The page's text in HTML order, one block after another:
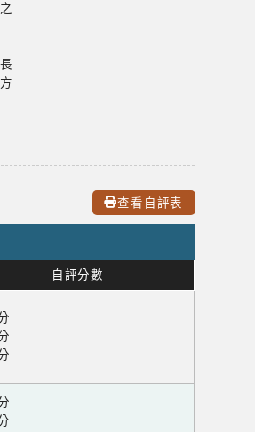
查看自評表
自評分數